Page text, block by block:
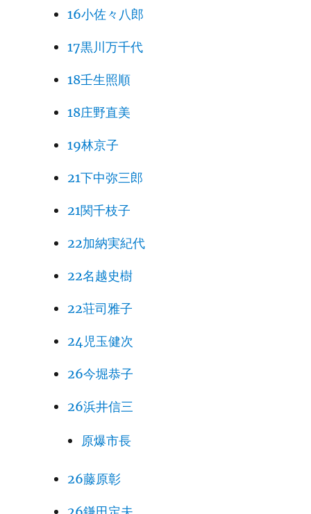
16小佐々八郎
17黒川万千代
18壬生照順
18庄野直美
19林京子
21下中弥三郎
21関千枝子
22加納実紀代
22名越史樹
22荘司雅子
24児玉健次
26今堀恭子
26浜井信三
原爆市長
26藤原彰